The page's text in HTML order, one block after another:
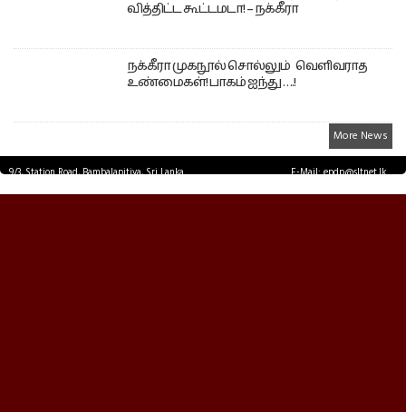
வித்திட்ட கூட்டமடா! – நக்கீரா
நக்கீரா முகநூல் சொல்லும் வெளிவராத
உண்மைகள்! பாகம் ஐந்து ….!
More News
9/3, Station Road, Bambalapitiya, Sri Lanka.
E-Mail: epdp@sltnet.lk